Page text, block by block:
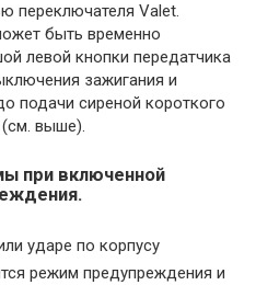
переключателя Valet.
быть временно
левой кнопки передатчика
зажигания и
подачи сиреной короткого
выше).
при включенной
ударе по корпусу
режим предупреждения и